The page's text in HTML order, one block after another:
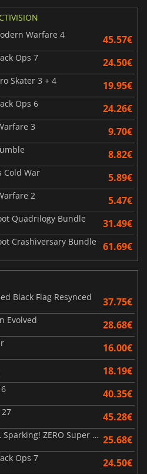
Warfare 4
45.57€
Ops 7 24.50€
Skater 3 + 4 19.95€
Ops 6 24.26€
3 9.70€
8.82€
Cold War 5.89€
2 5.47€
Quadrilogy Bundle 31.49€
Crashiversary Bundle 61.69€
Black Flag Resynced
37.75€
Evolved 28.68€
16.00€
18.19€
40.35€
27 45.28€
DRAGON BALL Sparking! ZERO Super Limit Breaking NEO 25.68€
Ops 7 24.50€